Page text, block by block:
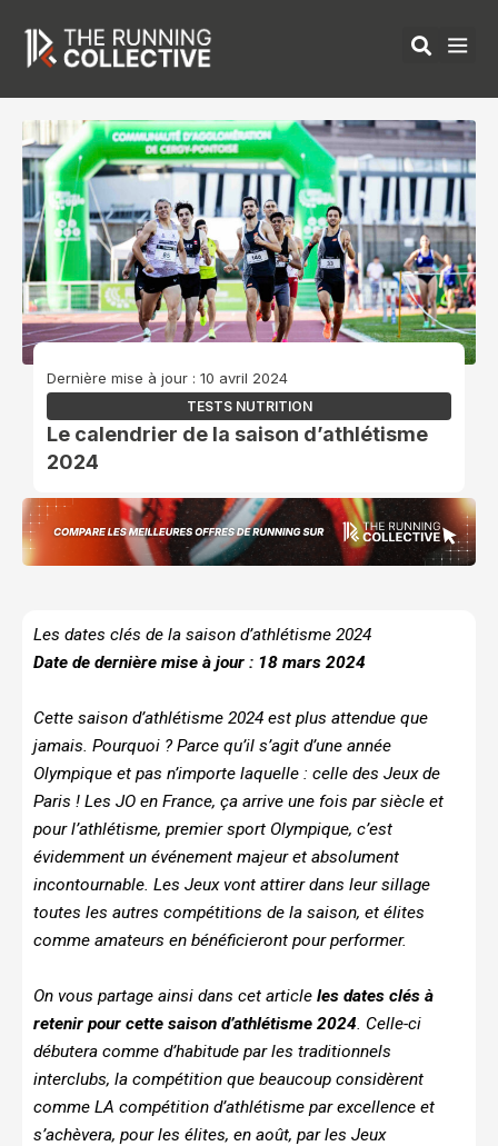
contenu
Dernière mise à jour : 10 avril 2024
TESTS NUTRITION
Le calendrier de la saison d’athlétisme
2024
Les dates clés de la saison d’athlétisme 2024
Date de dernière mise à jour : 18 mars 2024
Cette saison d’athlétisme 2024 est plus attendue que
jamais. Pourquoi ? Parce qu’il s’agit d’une année
Olympique et pas n’importe laquelle : celle des Jeux de
Paris ! Les JO en France, ça arrive une fois par siècle et
pour l’athlétisme, premier sport Olympique, c’est
évidemment un événement majeur et absolument
incontournable. Les Jeux vont attirer dans leur sillage
toutes les autres compétitions de la saison, et élites
comme amateurs en bénéficieront pour performer.
On vous partage ainsi dans cet article les dates clés à
retenir pour cette saison d’athlétisme 2024. Celle-ci
débutera comme d’habitude par les traditionnels
interclubs, la compétition que beaucoup considèrent
comme LA compétition d’athlétisme par excellence et
s’achèvera, pour les élites, en août, par les Jeux